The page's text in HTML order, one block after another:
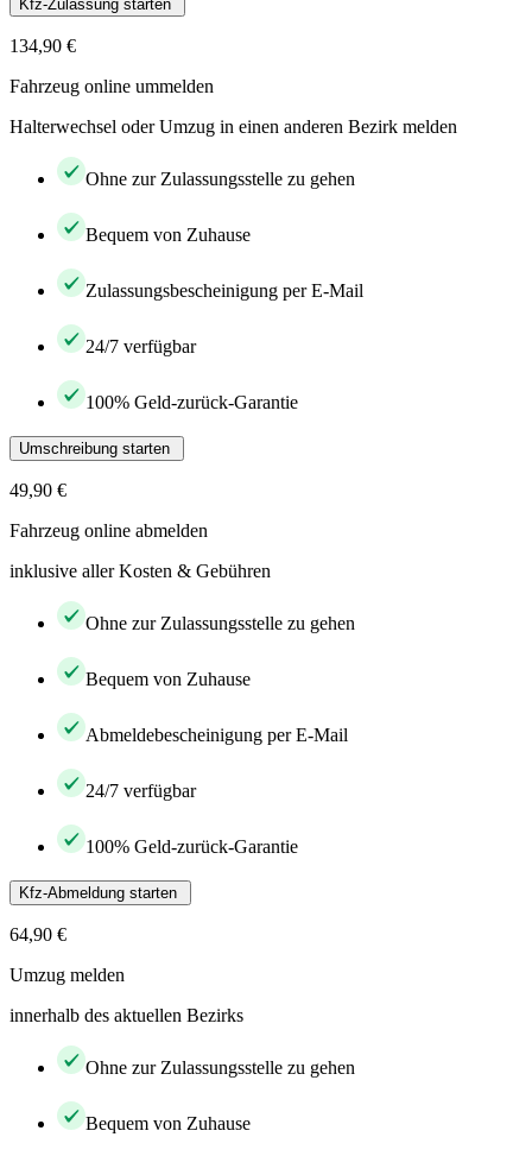
Kfz-Zulassung starten
134,90 €
Fahrzeug online ummelden
Halterwechsel oder Umzug in einen anderen Bezirk melden
Ohne zur Zulassungsstelle zu gehen
Bequem von Zuhause
Zulassungsbescheinigung per E-Mail
24/7 verfügbar
100% Geld-zurück-Garantie
Umschreibung starten
49,90 €
Fahrzeug online abmelden
inklusive aller Kosten & Gebühren
Ohne zur Zulassungsstelle zu gehen
Bequem von Zuhause
Abmeldebescheinigung per E-Mail
24/7 verfügbar
100% Geld-zurück-Garantie
Kfz-Abmeldung starten
64,90 €
Umzug melden
innerhalb des aktuellen Bezirks
Ohne zur Zulassungsstelle zu gehen
Bequem von Zuhause